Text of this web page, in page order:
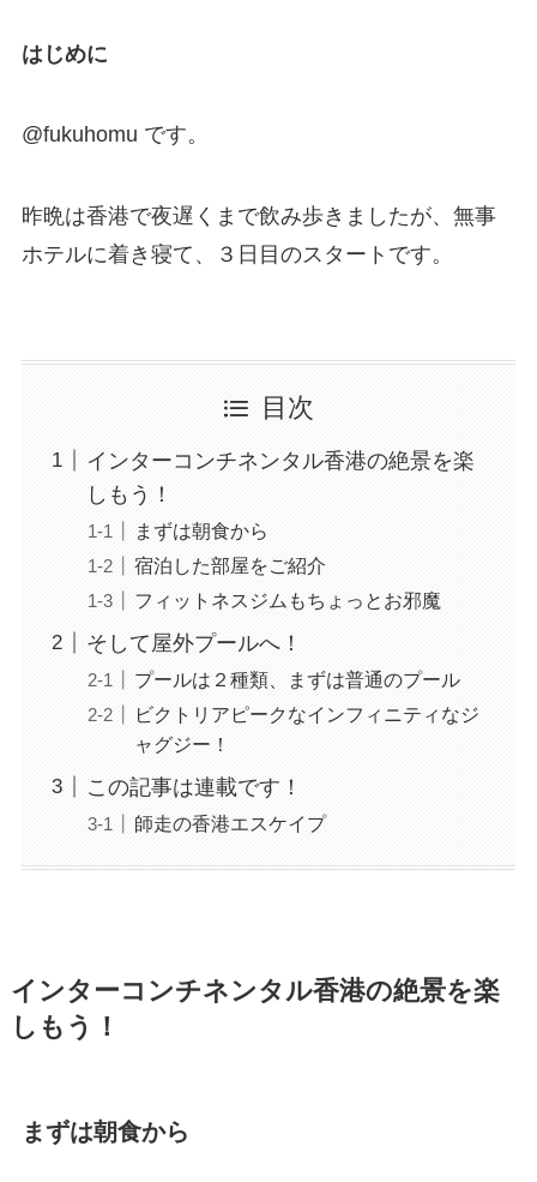
はじめに
@fukuhomu です。
昨晩は香港で夜遅くまで飲み歩きましたが、無事
ホテルに着き寝て、３日目のスタートです。
目次
インターコンチネンタル香港の絶景を楽
しもう！
まずは朝食から
宿泊した部屋をご紹介
フィットネスジムもちょっとお邪魔
そして屋外プールへ！
プールは２種類、まずは普通のプール
ビクトリアピークなインフィニティなジ
ャグジー！
この記事は連載です！
師走の香港エスケイプ
インターコンチネンタル香港の絶景を楽
しもう！
まずは朝食から